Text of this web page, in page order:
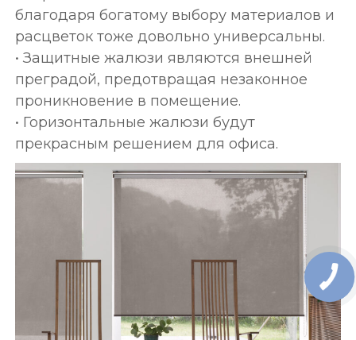
благодаря богатому выбору материалов и
расцветок тоже довольно универсальны.
• Защитные жалюзи являются внешней
преградой, предотвращая незаконное
проникновение в помещение.
• Горизонтальные жалюзи будут
прекрасным решением для офиса.